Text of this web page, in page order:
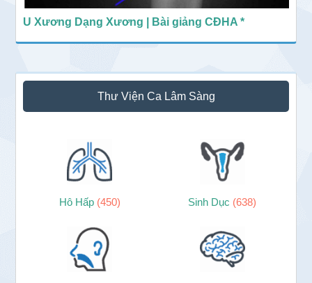
U Xương Dạng Xương | Bài giảng CĐHA *
Thư Viện Ca Lâm Sàng
Hô Hấp (450) Sinh Dục (638)